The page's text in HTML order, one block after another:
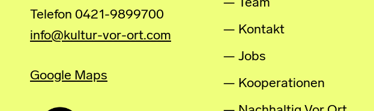
Telefon 0421-9899700
info@kultur-vor-ort.com
Google Maps
Team
Kontakt
Jobs
Kooperationen